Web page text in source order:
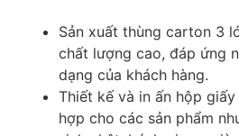
Sản xuất thùng carton 3
chất lượng cao, đáp ứng
dạng của khách hàng.​
Thiết kế và in ấn hộp
hợp cho các sản phẩm